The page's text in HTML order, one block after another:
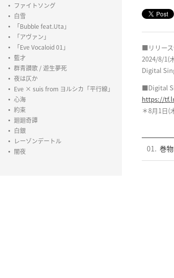
ファイトソング
白雪
「Bubble feat.Uta」
「アヴァン」
「Eve Vocaloid 01」
藍才
群青讃歌 / 遊生夢死
夜は仄か
Eve × suis from ヨルシカ「平行線」
心海
約束
廻廻奇譚
白銀
レーゾンデートル
闇夜
■リリー
2024/8/1(
Digital
■Digital
https://
＊8月1日(
01. 巻